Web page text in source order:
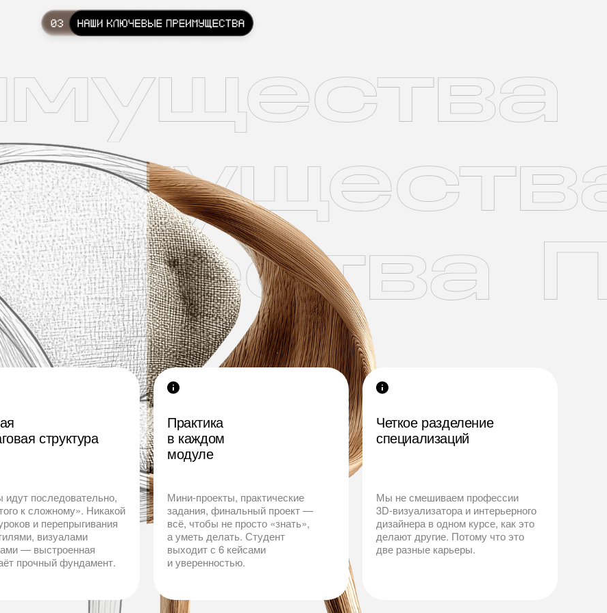
структура
идут последовательно,
к сложному». Никакой
и перепрыгивания
визуалами
— выстроенная
прочный фундамент.
Практика
в каждом
модуле
Мини-проекты, практические
задания, финальный проект —
всё, чтобы не просто «знать»,
а уметь делать. Студент
выходит с 6 кейсами
и уверенностью.
Четкое разделение
специализаций
Мы не смешиваем профессии
3D-визуализатора и интерьерного
дизайнера в одном курсе, как это
делают другие. Потому что это
две разные карьеры.